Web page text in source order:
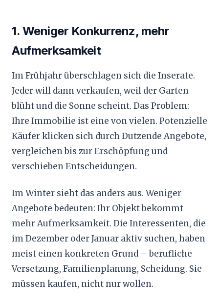
1. Weniger Konkurrenz, mehr
Aufmerksamkeit
Im Frühjahr überschlagen sich die Inserate.
Jeder will dann verkaufen, weil der Garten
blüht und die Sonne scheint. Das Problem:
Ihre Immobilie ist eine von vielen. Potenzielle
Käufer klicken sich durch Dutzende Angebote,
vergleichen bis zur Erschöpfung und
verschieben Entscheidungen.
Im Winter sieht das anders aus. Weniger
Angebote bedeuten: Ihr Objekt bekommt
mehr Aufmerksamkeit. Die Interessenten, die
im Dezember oder Januar aktiv suchen, haben
meist einen konkreten Grund – berufliche
Versetzung, Familienplanung, Scheidung. Sie
müssen kaufen, nicht nur wollen.